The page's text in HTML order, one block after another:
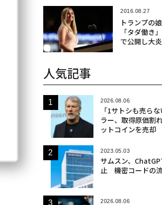
2016.08.27
トランプの
「タダ働
で公開し大
人気記事
2026.08.06
「1サトシも売ら
ラー、取得原価割
ットコインを売却
2023.05.03
サムスン、
止 機密コードの
2026.08.06